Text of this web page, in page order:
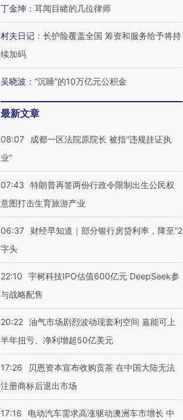
丁金坤 ： 耳闻目睹的几位律师
村夫日记 ： 长护险覆盖全国 筹资和服务给予将持
续加码
吴晓波 ： “沉睡”的10万亿元公积金
最新文章
08:07
成都一区法院原院长 被指“违规挂证执
业”
07:43
特朗普再签两份行政令限制出生公民权
意图打击生育旅游产业
06:37
财经早知道｜部分银行房贷利率，降至“2
字头
22:10
宇树科技IPO估值600亿元 DeepSeek参
与战略配售
20:22 油气市场剧烈波动现套利空间 嘉能可上
半年扭亏、净利增超50亿美元
17:26
贝恩资本宣布收购贡茶 在中国大陆无法
注册商标后退出市场
17:16
电动汽车需求高涨驱动澳洲车市增长 中